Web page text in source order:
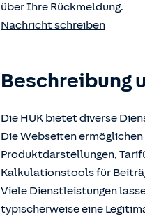
über Ihre Rückmeldung.
Nachricht schreiben
Beschreibung
Die HUK bietet diverse
Die Webseiten
Produktdarstellungen,
Kalkulationstools für
Viele Dienstleistungen
typischerweise eine